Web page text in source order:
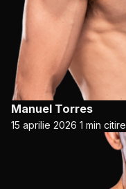
Manuel Torres
15 aprilie 2026 1 min citire